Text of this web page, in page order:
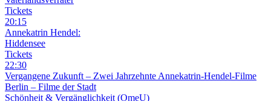
Tickets
20:15
Annekatrin Hendel:
Hiddensee
Tickets
22:30
Vergangene Zukunft – Zwei Jahrzehnte Annekatrin-Hendel-Filme
Berlin – Filme der Stadt
Schönheit & Vergänglichkeit (OmeU)